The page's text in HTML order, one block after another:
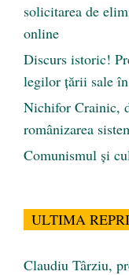
solicitarea de
online
Discurs istoric!
legilor țării sale
Nichifor Crainic,
românizarea
Comunismul şi
ULTIMA
Claudiu Târziu,